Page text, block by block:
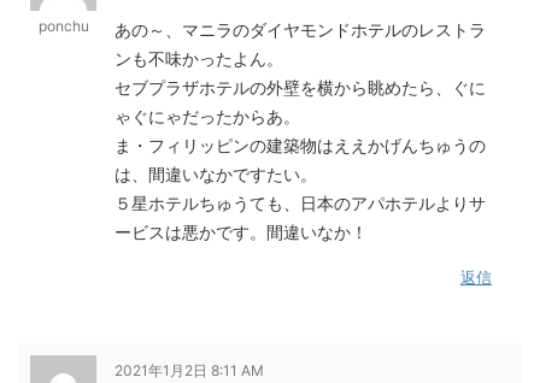
ponchu
あの～、マニラのダイヤモンドホテルのレストラ
ンも不味かったよん。
セブプラザホテルの外壁を横から眺めたら、ぐに
ゃぐにゃだったからあ。
ま・フィリッピンの建築物はええかげんちゅうの
は、間違いなかですたい。
５星ホテルちゅうても、日本のアパホテルよりサ
ービスは悪かです。間違いなか！
返信
2021年1月2日 8:11 AM